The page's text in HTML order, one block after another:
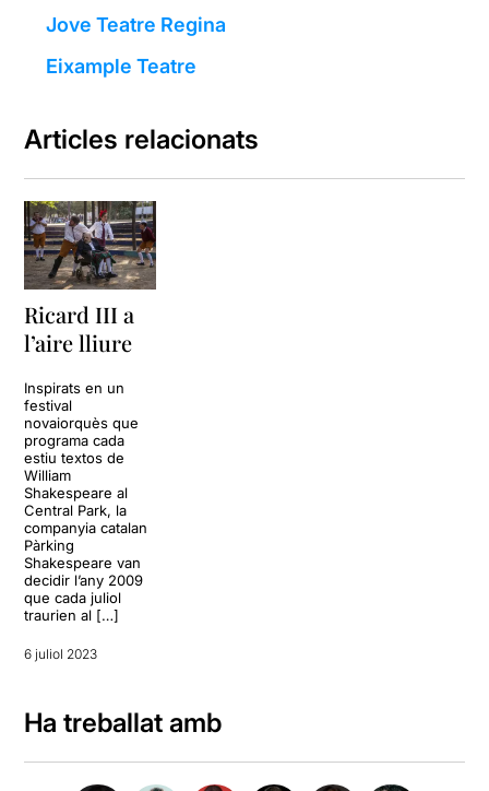
Jove Teatre Regina
Eixample Teatre
Articles relacionats
Ricard III a
l’aire lliure
Inspirats en un
festival
novaiorquès que
programa cada
estiu textos de
William
Shakespeare al
Central Park, la
companyia catalan
Pàrking
Shakespeare van
decidir l’any 2009
que cada juliol
traurien al […]
6 juliol 2023
Ha treballat amb